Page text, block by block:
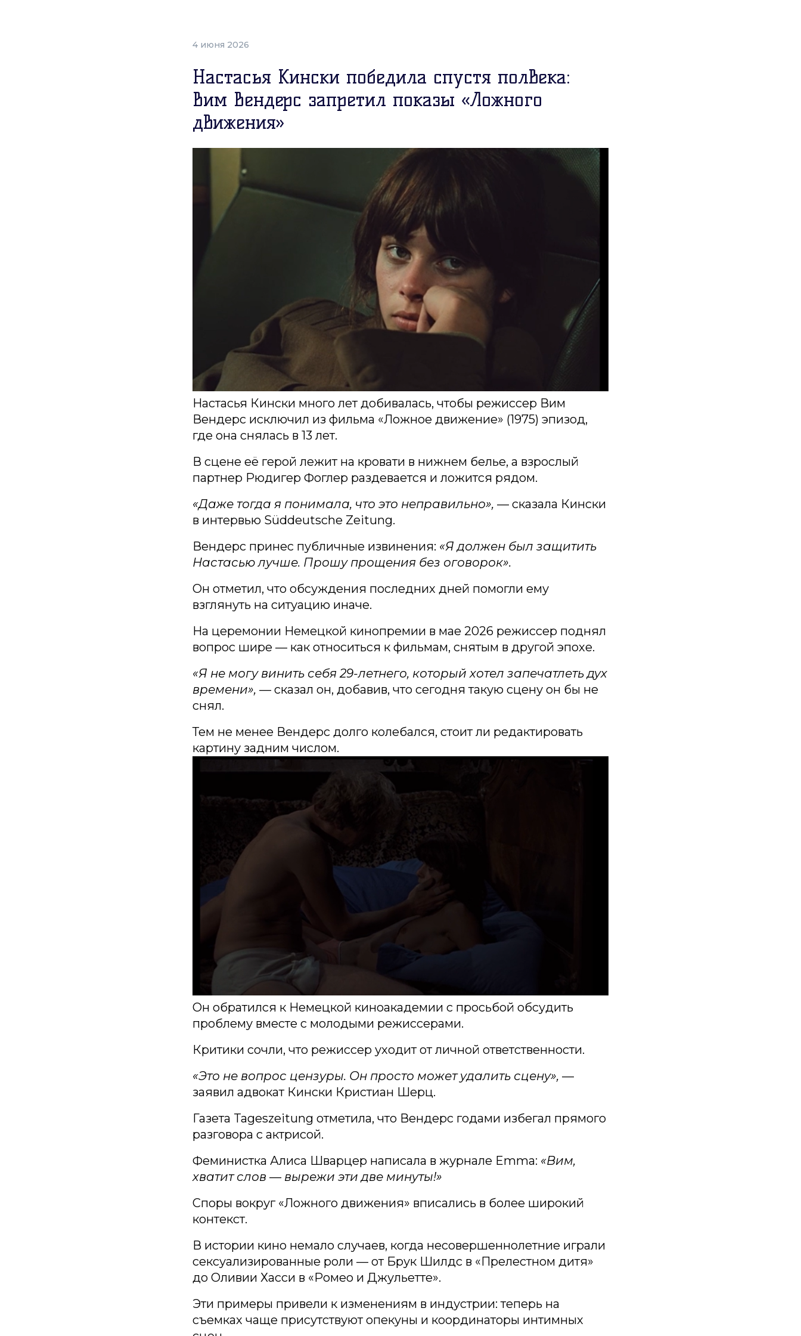
4 июня 2026
Настасья Кински победила спустя полвека:
Вим Вендерс запретил показы «Ложного
движения»
Настасья Кински много лет добивалась, чтобы режиссер Вим
Вендерс исключил из фильма «Ложное движение» (1975) эпизод,
где она снялась в 13 лет.
В сцене её герой лежит на кровати в нижнем белье, а взрослый
партнер Рюдигер Фоглер раздевается и ложится рядом.
«Даже тогда я понимала, что это неправильно», — сказала Кински
в интервью Süddeutsche Zeitung.
Вендерс принес публичные извинения: «Я должен был защитить
Настасью лучше. Прошу прощения без оговорок».
Он отметил, что обсуждения последних дней помогли ему
взглянуть на ситуацию иначе.
На церемонии Немецкой кинопремии в мае 2026 режиссер поднял
вопрос шире — как относиться к фильмам, снятым в другой эпохе.
«Я не могу винить себя 29-летнего, который хотел запечатлеть дух
времени», — сказал он, добавив, что сегодня такую сцену он бы не
снял.
Тем не менее Вендерс долго колебался, стоит ли редактировать
картину задним числом.
Он обратился к Немецкой киноакадемии с просьбой обсудить
проблему вместе с молодыми режиссерами.
Критики сочли, что режиссер уходит от личной ответственности.
«Это не вопрос цензуры. Он просто может удалить сцену», —
заявил адвокат Кински Кристиан Шерц.
Газета Tageszeitung отметила, что Вендерс годами избегал прямого
разговора с актрисой.
Феминистка Алиса Шварцер написала в журнале Emma: «Вим,
хватит слов — вырежи эти две минуты!»
Споры вокруг «Ложного движения» вписались в более широкий
контекст.
В истории кино немало случаев, когда несовершеннолетние играли
сексуализированные роли — от Брук Шилдс в «Прелестном дитя»
до Оливии Хасси в «Ромео и Джульетте».
Эти примеры привели к изменениям в индустрии: теперь на
съемках чаще присутствуют опекуны и координаторы интимных